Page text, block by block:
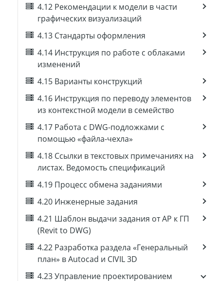
4.12 Рекомендации к модели в части
графических визуализаций
4.13 Стандарты оформления
4.14 Инструкция по работе с облаками
изменений
4.15 Варианты конструкций
4.16 Инструкция по переводу элементов
из контекстной модели в семейство
4.17 Работа с DWG-подложками с
помощью «файла-чехла»
4.18 Ссылки в текстовых примечаниях на
листах. Ведомость спецификаций
4.19 Процесс обмена заданиями
4.20 Инженерные задания
4.21 Шаблон выдачи задания от АР к ГП
(Revit to DWG)
4.22 Разработка раздела «Генеральный
план» в Autocad и CIVIL 3D
4.23 Управление проектированием